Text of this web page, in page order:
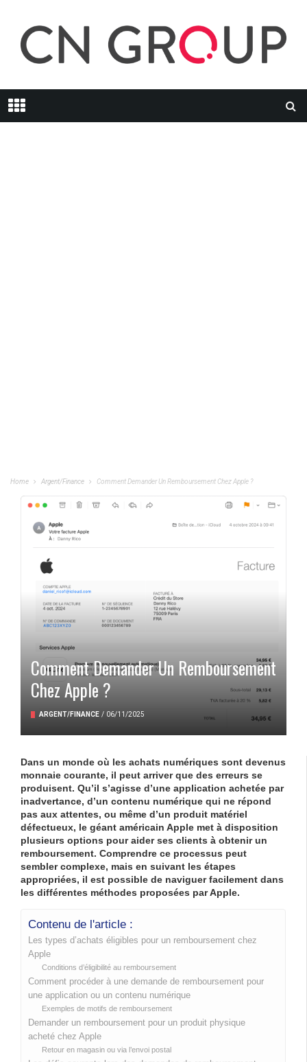
Home Argent/Finance Comment Demander Un Remboursement Chez Apple ?
Comment Demander Un Remboursement
Chez Apple ?
ARGENT/FINANCE / 06/11/2025
Dans un monde où les achats numériques sont devenus
monnaie courante, il peut arriver que des erreurs se
produisent. Qu’il s’agisse d’une application achetée par
inadvertance, d’un contenu numérique qui ne répond
pas aux attentes, ou même d’un produit matériel
défectueux, le géant américain Apple met à disposition
plusieurs options pour aider ses clients à obtenir un
remboursement. Comprendre ce processus peut
sembler complexe, mais en suivant les étapes
appropriées, il est possible de naviguer facilement dans
les différentes méthodes proposées par Apple.
Contenu de l'article :
Les types d’achats éligibles pour un remboursement chez
Apple
Conditions d’éligibilité au remboursement
Comment procéder à une demande de remboursement pour
une application ou un contenu numérique
Exemples de motifs de remboursement
Demander un remboursement pour un produit physique
acheté chez Apple
Retour en magasin ou via l’envoi postal